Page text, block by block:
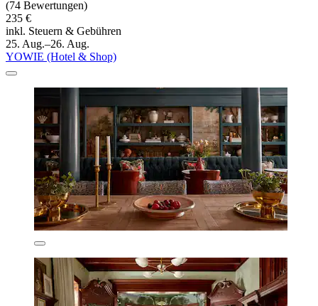
(74 Bewertungen)
235 €
inkl. Steuern & Gebühren
25. Aug.–26. Aug.
YOWIE (Hotel & Shop)